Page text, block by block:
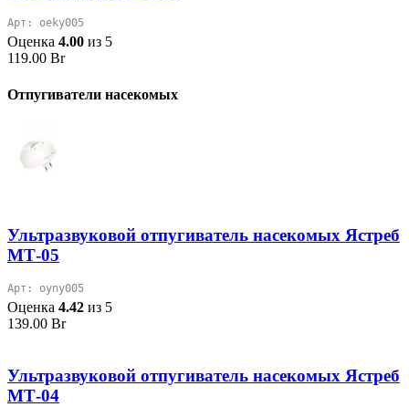
Арт: oeky005
Оценка 4.00 из 5
119.00 Br
Отпугиватели насекомых
Ультразвуковой отпугиватель насекомых Ястреб
МТ-05
Арт: oyny005
Оценка 4.42 из 5
139.00 Br
Ультразвуковой отпугиватель насекомых Ястреб
МТ-04